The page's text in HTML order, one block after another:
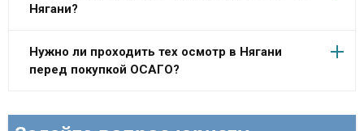
Нягани?
Нужно ли проходить тех осмотр в Нягани
перед покупкой ОСАГО?